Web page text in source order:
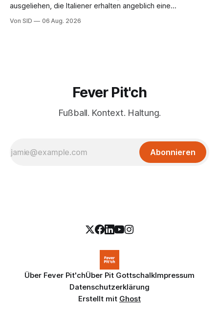
ausgeliehen, die Italiener erhalten angeblich eine
Von SID 06 Aug. 2026
Fever Pit'ch
Fußball. Kontext. Haltung.
Abonnieren
Über Fever Pit'chÜber Pit GottschalkImpressum
Datenschutzerklärung
Erstellt mit Ghost